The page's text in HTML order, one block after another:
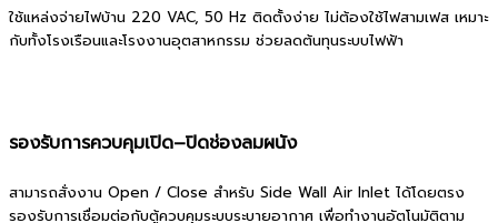
ใช้แหล่งจ่ายไฟบ้าน 220 VAC, 50 Hz ติดตั้งง่าย ไม่ต้องใช้ไฟสามเฟส เหมาะ
กับทั้งโรงเรือนและโรงงานอุตสาหกรรม ช่วยลดต้นทุนระบบไฟฟ้า
รองรับการควบคุมเปิด–ปิดช่องลมผนัง
สามารถสั่งงาน Open / Close สำหรับ Side Wall Air Inlet ได้โดยตรง
รองรับการเชื่อมต่อกับตู้ควบคุมระบบระบายอากาศ เพื่อทำงานอัตโนมัติตาม